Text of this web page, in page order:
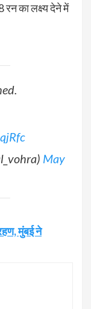
रन का लक्ष्य देने में
May
मुंबई ने